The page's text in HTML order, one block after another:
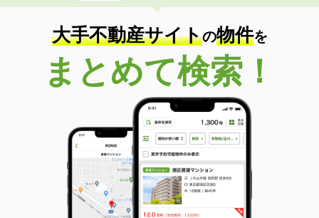
専有面積 83.65m²
間取り
3LDK
福島県須賀川市六郎兵衛
価 格
6.80万円
福島県須賀川市六郎兵衛
53.9m²
間取り
2LDK
福島県須賀川市大黒町
価 格
7.10万円
住 所
福島県須賀川市大黒町
大手不動産サイトの物件を
まとめて検索！